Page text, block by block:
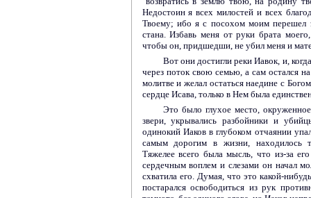
Недостоин я всех милостей и всех
Твоему; ибо я с посохом моим перешел
стана. Избавь меня от руки брата
чтобы он, придшедши, не убил меня и
Вот они достигли реки Иавок, и,
через поток свою семью, а сам остался
молитве и желал остаться наедине с
сердце Исава, только в Нем была
Это было глухое место,
звери, укрывались разбойники и
одинокий Иаков в глубоком отчаянии
самым дорогим в жизни, находилось
Тяжелее всего была мысль, что из-за
сердечным воплем и слезами он начал
схватила его. Думая, что это какой-
постарался освободиться из рук